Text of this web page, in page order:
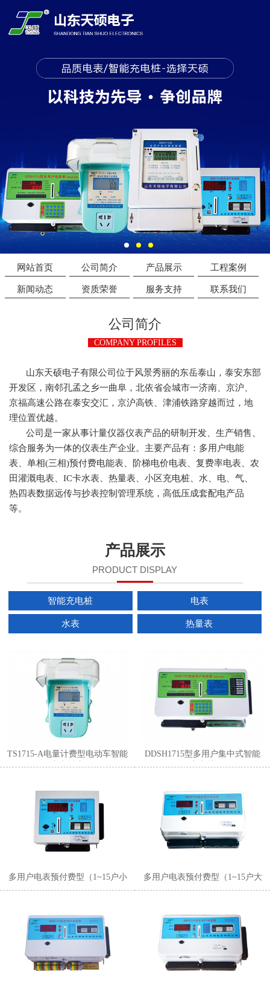
网站首页 公司简介 产品展示 工程案例
新闻动态 资质荣誉 服务支持 联系我们
公司简介
COMPANY PROFILES
山东天硕电子有限公司位于风景秀丽的东岳泰山，泰安东部
开发区，南邻孔孟之乡一曲阜，北依省会城市一济南、京沪、
京福高速公路在泰安交汇，京沪高铁、津浦铁路穿越而过，地
理位置优越。
公司是一家从事计量仪器仪表产品的研制开发、生产销售、
综合服务为一体的仪表生产企业。主要产品有：多用户电能
表、单相(三相)预付费电能表、阶梯电价电表、复费率电表、农
田灌溉电表、IC卡水表、热量表、小区充电桩、水、电、气、
热四表数据远传与抄表控制管理系统，高低压成套配电产品
等。
产品展示
PRODUCT DISPLAY
智能充电桩 电表
水表 热量表
TS1715-A电量计费型电动车智能
充电插座
DDSH1715型多用户集中式智能
充电桩
多用户电表预付费型（1~15户小
表壳）
多用户电表预付费型（1~15户大
表壳）